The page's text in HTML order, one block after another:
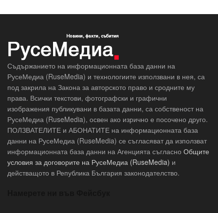
Съдържанието на информационната база данни на
РусеМедиа (RuseMedia) и технологиите използвани в нея, са
под закрила на Закона за авторското право и сродните му
права. Всички текстови, фотографски и графични
изображения публикувани в базата данни, са собственост на
РусеМедиа (RuseMedia), освен ако изрично е посочено друго.
ПОЛЗВАТЕЛИТЕ и АБОНАТИТЕ на информационната база
данни на РусеМедиа (RuseMedia) се съгласяват да използват
информационната база данни на Агенцията съгласно Общите
условия за договорите на РусеМедиа (RuseMedia) и
действащото в Република България законодателство.